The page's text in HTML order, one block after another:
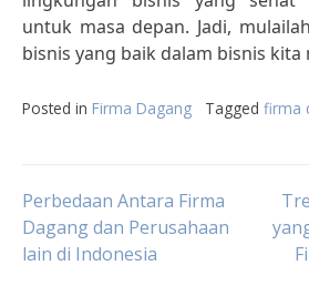
untuk masa depan. Jadi,
bisnis yang baik dalam bisnis kita
Posted in Firma Dagang Tagged firma
Post
navigation
Perbedaan Antara Firma
Dagang dan Perusahaan
lain di Indonesia